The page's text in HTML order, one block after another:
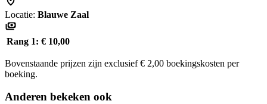
Locatie: Blauwe Zaal
Rang 1: € 10,00
Bovenstaande prijzen zijn exclusief € 2,00 boekingskosten per
boeking.
Anderen bekeken ook